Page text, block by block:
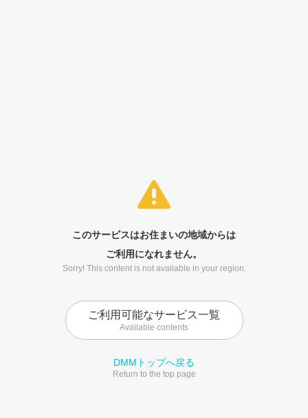
このサービスはお住まいの地域からは
ご利用になれません。
Sorry! This content is not available in your region.
ご利用可能なサービス一覧
Available contents
DMMトップへ戻る
Return to the top page